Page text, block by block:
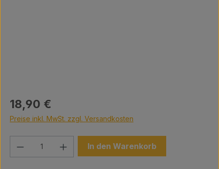
Regulärer Preis:
18,90 €
Preise inkl. MwSt. zzgl. Versandkosten
Produkt Anzahl: Gib den
In den Warenkorb